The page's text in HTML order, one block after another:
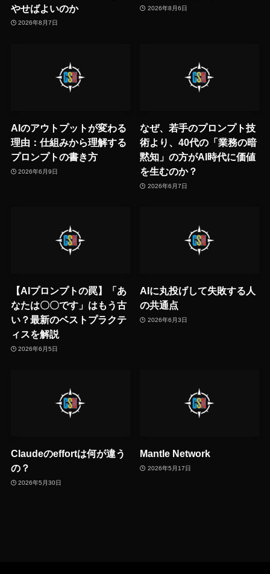
やせばよいのか
2026年8月7日
2026年8月6日
AIのアウトプットが変わる
理由：仕組みから理解する
プロンプトの書き方
2026年6月9日
なぜ、若手のプロンプト技
術より、40代の「業務の暗
黙知」の方がAI時代に価値
を生むのか？
2026年6月7日
【AIプロンプトの罠】「あ
なたは〇〇です」はもう古
い？最新のベストプラクテ
ィスを解説
2026年6月5日
AIに丸投げして失敗する人
の共通点
2026年6月3日
Claudeのeffortは何が違う
の？
2026年5月30日
Mantle Network
2026年5月17日